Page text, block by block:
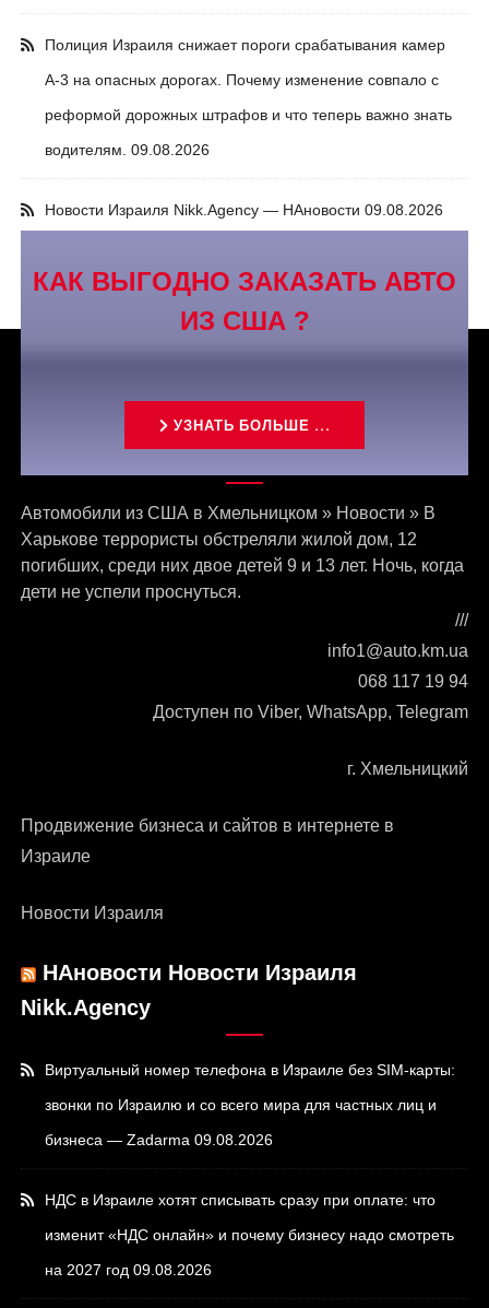
Полиция Израиля снижает пороги срабатывания камер
А-3 на опасных дорогах. Почему изменение совпало с
реформой дорожных штрафов и что теперь важно знать
водителям. 09.08.2026
Новости Израиля Nikk.Agency — НАновости 09.08.2026
КАК ВЫГОДНО ЗАКАЗАТЬ АВТО
ИЗ США ?
УЗНАТЬ БОЛЬШЕ ...
Связаться с нами
Автомобили из США в Хмельницком » Новости » В
Харькове террористы обстреляли жилой дом, 12
погибших, среди них двое детей 9 и 13 лет. Ночь, когда
дети не успели проснуться.
///
info1@auto.km.ua
068 117 19 94
Доступен по Viber, WhatsApp, Telegram
г. Хмельницкий
Продвижение бизнеса и сайтов в интернете в
Израиле
Новости Израиля
НАновости Новости Израиля
Nikk.Agency
Виртуальный номер телефона в Израиле без SIM-карты:
звонки по Израилю и со всего мира для частных лиц и
бизнеса — Zadarma 09.08.2026
НДС в Израиле хотят списывать сразу при оплате: что
изменит «НДС онлайн» и почему бизнесу надо смотреть
на 2027 год 09.08.2026